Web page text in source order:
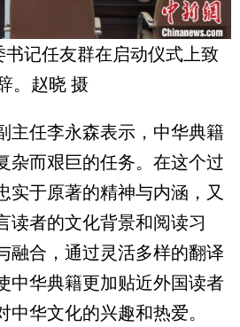
书记任友群在启动仪式上致
。赵晓 摄
任李永森表示，中华典籍
杂而艰巨的任务。在这个过
实于原著的精神与内涵，又
读者的文化背景和阅读习
融合，通过灵活多样的翻译
中华典籍更加贴近外国读者
中华文化的兴趣和热爱。